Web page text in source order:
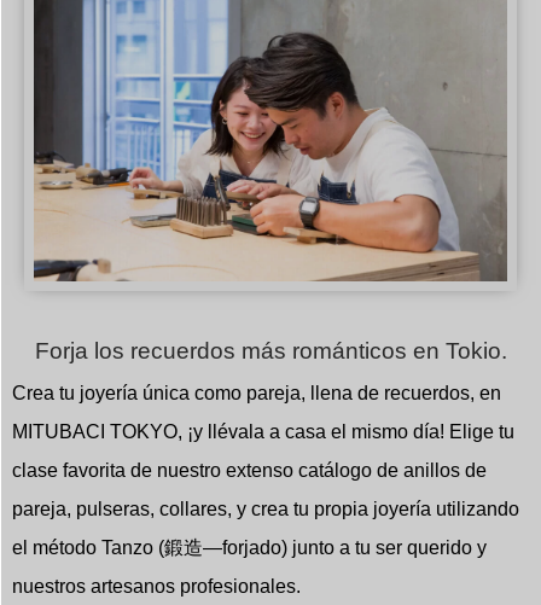
Forja los recuerdos más románticos en Tokio.
Crea tu joyería única como pareja, llena de recuerdos, en
MITUBACI TOKYO, ¡y llévala a casa el mismo día! Elige tu
clase favorita de nuestro extenso catálogo de anillos de
pareja, pulseras, collares, y crea tu propia joyería utilizando
el método Tanzo (鍛造―forjado) junto a tu ser querido y
nuestros artesanos profesionales.